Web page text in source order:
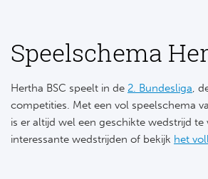
Speelschema
Hertha BSC speelt in de 2. Bundesliga,
competities. Met een vol speelschema
is er altijd wel een geschikte wedstrijd
interessante wedstrijden of bekijk het